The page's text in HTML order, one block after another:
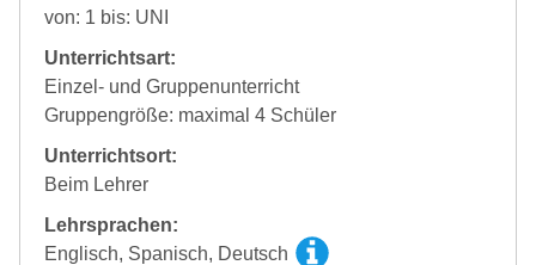
von: 1 bis: UNI
Unterrichtsart:
Einzel- und Gruppenunterricht
Gruppengröße: maximal 4 Schüler
Unterrichtsort:
Beim Lehrer
Lehrsprachen:
Englisch, Spanisch, Deutsch